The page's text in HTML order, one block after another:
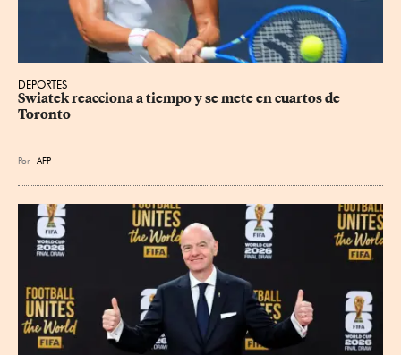
DEPORTES
Swiatek reacciona a tiempo y se mete en cuartos de
Toronto
Por AFP